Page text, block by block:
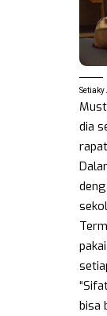
Setiaky
dia
bisa